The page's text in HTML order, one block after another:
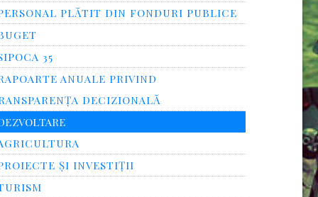
PLĂTIT DIN FONDURI PUBLICE
35
ANUALE PRIVIND
DECIZIONALĂ
ȘI INVESTIȚII